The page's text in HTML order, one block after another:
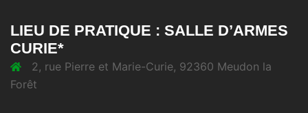
LIEU DE PRATIQUE : SALLE D’ARMES
CURIE*
2, rue Pierre et Marie-Curie, 92360 Meudon la
Forêt